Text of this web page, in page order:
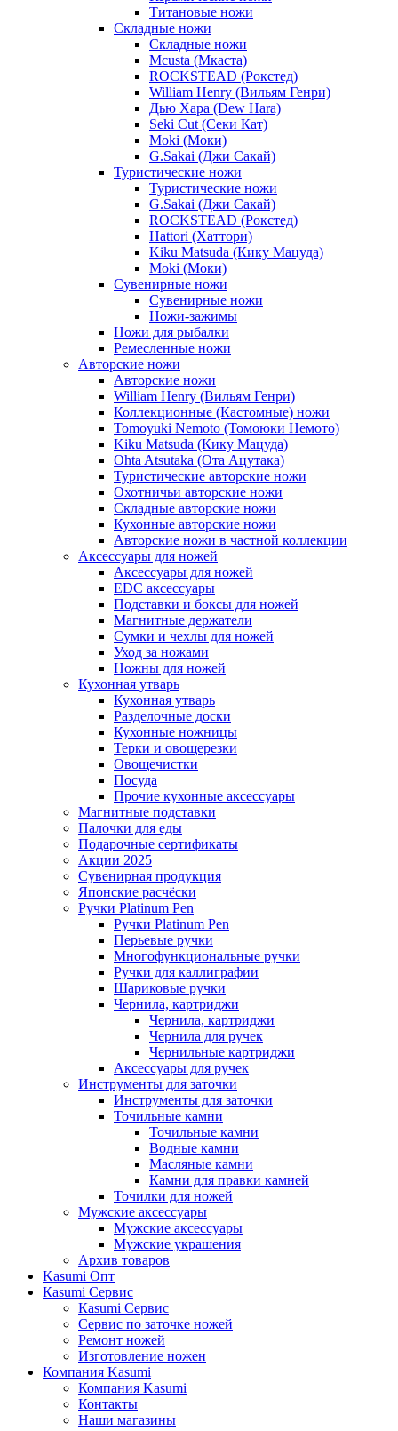
Титановые ножи
Складные ножи
Складные ножи
Mcusta (Мкаста)
ROCKSTEAD (Рокстед)
William Henry (Вильям Генри)
Дью Хара (Dew Hara)
Seki Cut (Секи Кат)
Moki (Моки)
G.Sakai (Джи Сакай)
Туристические ножи
Туристические ножи
G.Sakai (Джи Сакай)
ROCKSTEAD (Рокстед)
Hattori (Хаттори)
Kiku Matsuda (Кику Мацуда)
Moki (Моки)
Сувенирные ножи
Сувенирные ножи
Ножи-зажимы
Ножи для рыбалки
Ремесленные ножи
Авторские ножи
Авторские ножи
William Henry (Вильям Генри)
Коллекционные (Кастомные) ножи
Tomoyuki Nemoto (Томоюки Немото)
Kiku Matsuda (Кику Мацуда)
Ohta Atsutaka (Ота Ацутака)
Туристические авторские ножи
Охотничьи авторские ножи
Складные авторские ножи
Кухонные авторские ножи
Авторские ножи в частной коллекции
Аксессуары для ножей
Аксессуары для ножей
EDC аксессуары
Подставки и боксы для ножей
Магнитные держатели
Сумки и чехлы для ножей
Уход за ножами
Ножны для ножей
Кухонная утварь
Кухонная утварь
Разделочные доски
Кухонные ножницы
Терки и овощерезки
Овощечистки
Посуда
Прочие кухонные аксессуары
Магнитные подставки
Палочки для еды
Подарочные сертификаты
Акции 2025
Сувенирная продукция
Японские расчёски
Ручки Platinum Pen
Ручки Platinum Pen
Перьевые ручки
Многофункциональные ручки
Ручки для каллиграфии
Шариковые ручки
Чернила, картриджи
Чернила, картриджи
Чернила для ручек
Чернильные картриджи
Аксессуары для ручек
Инструменты для заточки
Инструменты для заточки
Точильные камни
Точильные камни
Водные камни
Масляные камни
Камни для правки камней
Точилки для ножей
Мужские аксессуары
Мужские аксессуары
Мужские украшения
Архив товаров
Kasumi Опт
Кasumi Сервис
Кasumi Сервис
Сервис по заточке ножей
Ремонт ножей
Изготовление ножен
Компания Kasumi
Компания Kasumi
Контакты
Наши магазины